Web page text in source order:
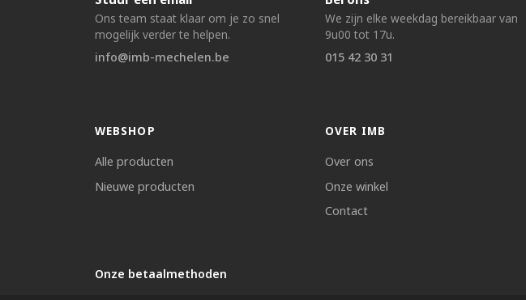
Ons team staat klaar om je zo snel
mogelijk verder te helpen.
info@imb-mechelen.be
We zijn elke weekdag bereikbaar van
9u00 tot 17u.
015 42 30 31
WEBSHOP
Alle producten
Nieuwe producten
OVER IMB
Over ons
Onze winkel
Contact
Onze betaalmethoden